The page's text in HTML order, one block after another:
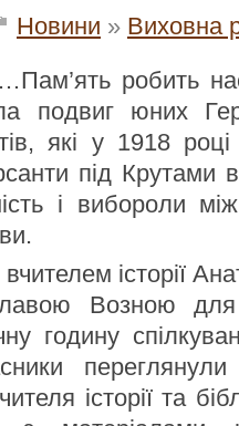
Новини » Виховна
робить
подвиг юних
які у 1918
під Крутами
і вибороли
вчителем історії
Возною
годину
історії та